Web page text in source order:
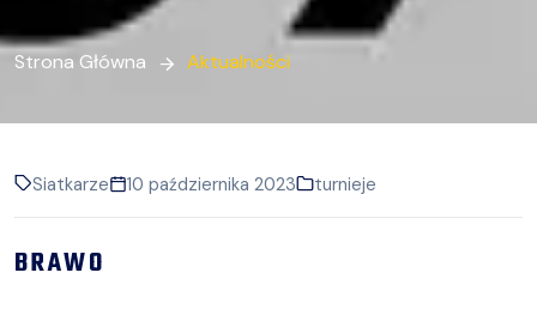
Strona Główna Aktualności
Siatkarze 10 października 2023 turnieje
BRAWO